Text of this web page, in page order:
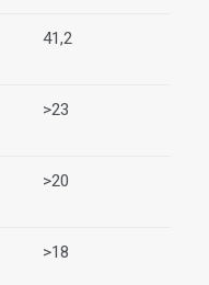
41,2
>23
>20
>18